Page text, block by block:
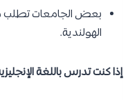
بعض الجامعات
الهولندية.
إذا كنت تدرس باللغة